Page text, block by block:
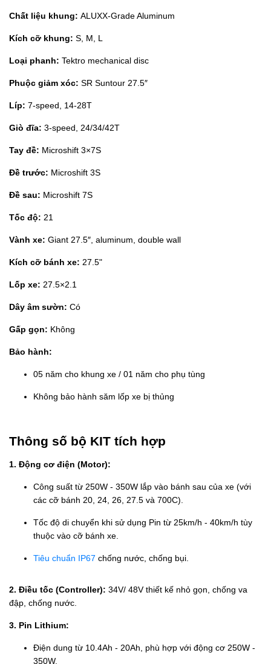
Chất liệu khung: ALUXX-Grade Aluminum
Kích cỡ khung: S, M, L
Loại phanh: Tektro mechanical disc
Phuộc giảm xóc: SR Suntour 27.5″
Líp: 7-speed, 14-28T
Giò đĩa: 3-speed, 24/34/42T
Tay đề: Microshift 3×7S
Đề trước: Microshift 3S
Đề sau: Microshift 7S
Tốc độ: 21
Vành xe: Giant 27.5″, aluminum, double wall
Kích cỡ bánh xe: 27.5"
Lốp xe: 27.5×2.1
Dây âm sườn: Có
Gấp gọn: Không
Bảo hành:
05 năm cho khung xe / 01 năm cho phụ tùng
Không bảo hành săm lốp xe bị thủng
Thông số bộ KIT tích hợp
1. Động cơ điện (Motor):
Công suất từ 250W - 350W lắp vào bánh sau của xe (với
các cỡ bánh 20, 24, 26, 27.5 và 700C).
Tốc độ di chuyển khi sử dụng Pin từ 25km/h - 40km/h tùy
thuộc vào cỡ bánh xe.
Tiêu chuẩn IP67 chống nước, chống bụi.
2. Điều tốc (Controller): 34V/ 48V thiết kế nhỏ gọn, chống va
đập, chống nước.
3. Pin Lithium:
Điện dung từ 10.4Ah - 20Ah, phù hợp với động cơ 250W -
350W.